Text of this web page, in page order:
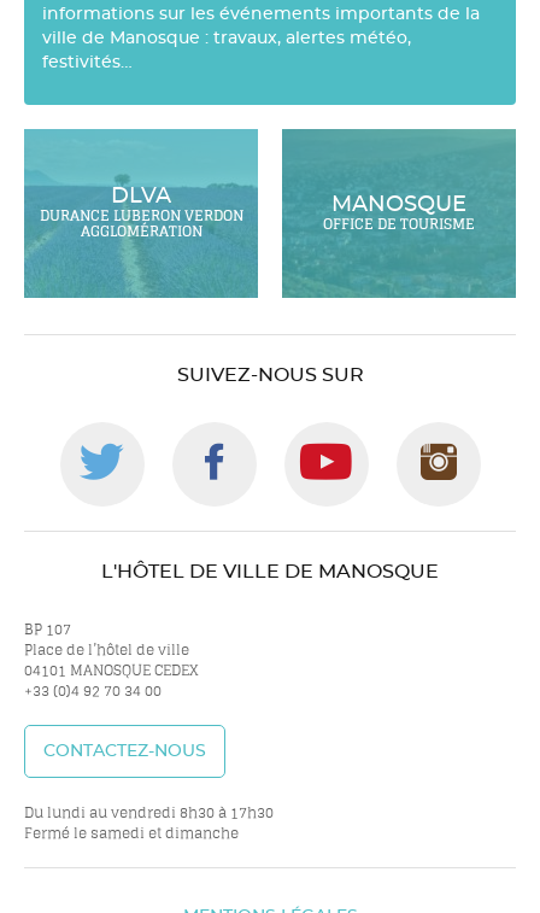
informations sur les événements importants de la
ville de Manosque : travaux, alertes météo,
festivités…
DLVA
DURANCE LUBERON VERDON
AGGLOMÉRATION
MANOSQUE
OFFICE DE TOURISME
SUIVEZ-NOUS SUR
Suivez-
nous
sur
twitter
Suivez-
nous
facebook
Suivez-
nous
L'HÔTEL DE VILLE DE MANOSQUE
BP 107
Place de l’hôtel de ville
04101 MANOSQUE CEDEX
+33 (0)4 92 70 34 00
CONTACTEZ-NOUS
Du lundi au vendredi 8h30 à 17h30
Fermé le samedi et dimanche